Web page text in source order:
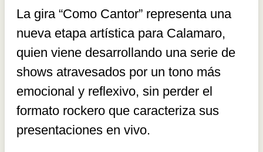
La gira “Como Cantor” representa una
nueva etapa artística para Calamaro,
quien viene desarrollando una serie de
shows atravesados por un tono más
emocional y reflexivo, sin perder el
formato rockero que caracteriza sus
presentaciones en vivo.